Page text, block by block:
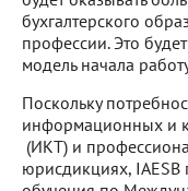
бухгалтерского
профессии. Это
модель начала
Поскольку
информационных и
(ИКТ) и
юрисдикциях, IAESB